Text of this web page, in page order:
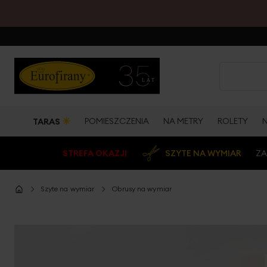
TARAS ☀ POMIESZCZENIA NA METRY ROLETY
STREFA OKAZJI SZYTE NA WYMIAR
Szyte na wymiar Obrusy na wymiar